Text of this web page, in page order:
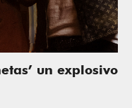
un explosivo